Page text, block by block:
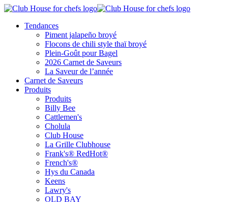
Tendances
Piment jalapeño broyé
Flocons de chili style thaï broyé
Plein-Goût pour Bagel
2026 Carnet de Saveurs
La Saveur de l’année
Carnet de Saveurs
Produits
Produits
Billy Bee
Cattlemen's
Cholula
Club House
La Grille Clubhouse
Frank's® RedHot®
French's®
Hys du Canada
Keens
Lawry's
OLD BAY